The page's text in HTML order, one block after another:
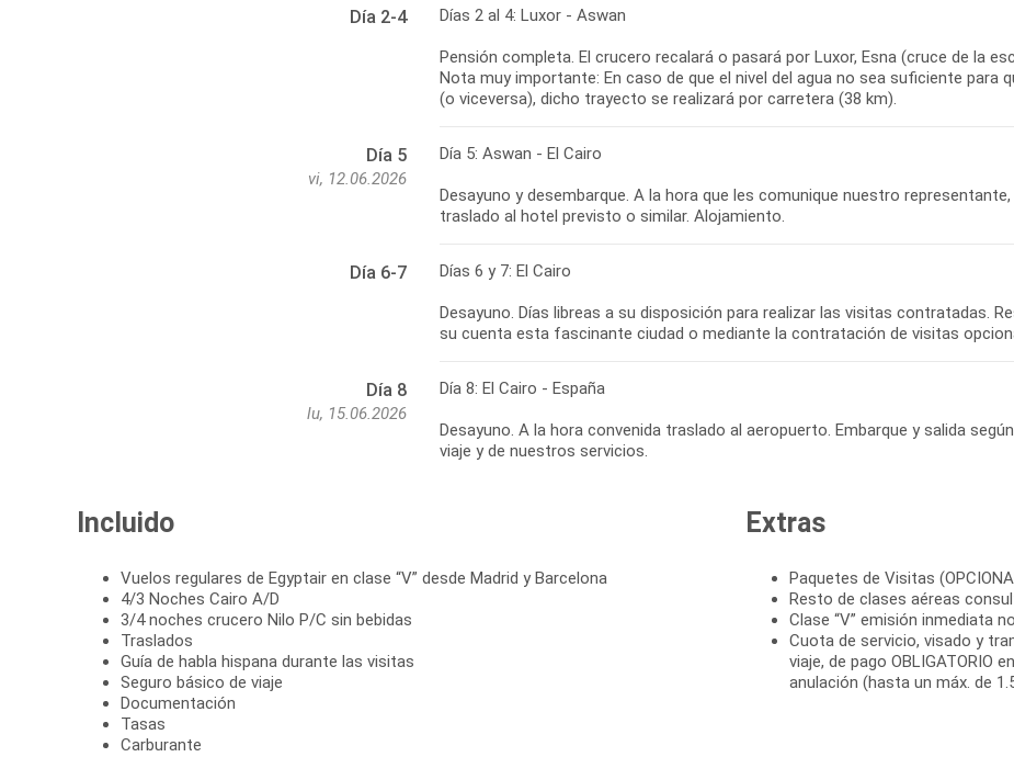
Día 2-4 Días 2 al 4: Luxor - Aswan
Pensión completa. El crucero recalará o pasará por Luxor, Esna (cruce de la
Nota muy importante: En caso de que el nivel del agua no sea suficiente para
(o viceversa), dicho trayecto se realizará por carretera (38 km).
Día 5
vi, 12.06.2026
Día 5: Aswan - El Cairo
Desayuno y desembarque. A la hora que les comunique nuestro
traslado al hotel previsto o similar. Alojamiento.
Día 6-7 Días 6 y 7: El Cairo
Desayuno. Días libreas a su disposición para realizar las visitas contratadas.
su cuenta esta fascinante ciudad o mediante la contratación de visitas
Día 8
lu, 15.06.2026
Día 8: El Cairo - España
Desayuno. A la hora convenida traslado al aeropuerto. Embarque y salida
viaje y de nuestros servicios.
Incluido
Vuelos regulares de Egyptair en clase “V” desde Madrid y Barcelona
4/3 Noches Cairo A/D
3/4 noches crucero Nilo P/C sin bebidas
Traslados
Guía de habla hispana durante las visitas
Seguro básico de viaje
Documentación
Tasas
Carburante
Extras
Paquetes de Visitas
Resto de clases aéreas
Clase “V” emisión inmediata
Cuota de servicio, visado y
viaje, de pago OBLIGATORIO
anulación (hasta un máx. de